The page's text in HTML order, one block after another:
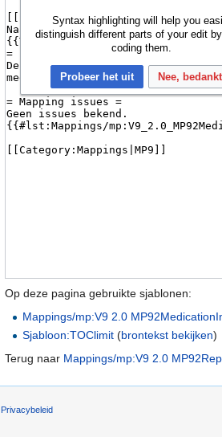
Op deze pagina gebruikte sjablonen:
Mappings/mp:V9 2.0
Sjabloon:TOClimit (brontekst bekijken)
Terug naar Mappings/mp:V9 2.0
Privacybeleid
Syntax highlighting will help you
distinguish different parts of your edit
coding them.
Probeer het uit Nee, bedankt